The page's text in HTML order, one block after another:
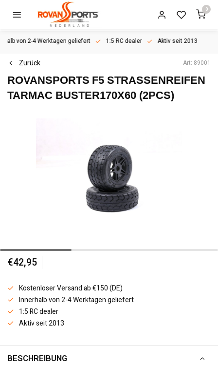
0
von 2-4 Werktagen geliefert 1:5 RC dealer Aktiv seit 2013
Zurück Art: 89001
ROVANSPORTS F5 STRASSENREIFEN T
ARMAC BUSTER170X60 (2PCS)
€42,95
Kostenloser Versand ab €150 (DE)
Innerhalb von 2-4 Werktagen geliefert
1:5 RC dealer
Aktiv seit 2013
BESCHREIBUNG